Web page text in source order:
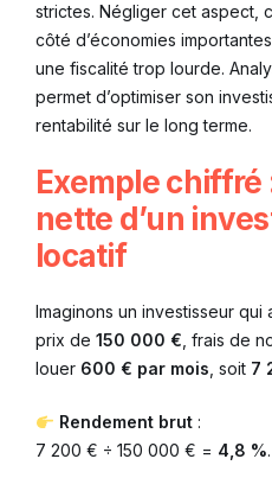
strictes. Négliger cet aspect,
côté d’économies
une fiscalité trop lourde.
permet d’optimiser son
rentabilité sur le long terme.
Exemple
nette d’un
locatif
Imaginons un investisseur
prix de 150 000 € , frais de
louer 600 € par mois , soit 7
Rendement brut:
7 200 € ÷ 150 000 € = 4,8 %.